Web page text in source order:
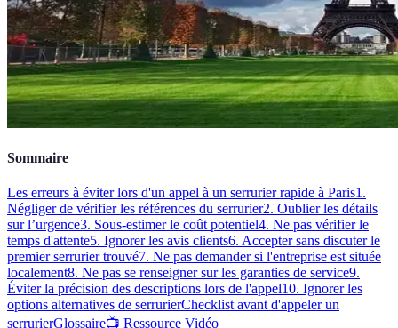
Sommaire
Les erreurs à éviter lors d'un appel à un serrurier rapide à Paris1.
Négliger de vérifier les références du serrurier2. Oublier les détails
sur l’urgence3. Sous-estimer le coût potentiel4. Ne pas vérifier le
temps d'attente5. Ignorer les avis clients6. Accepter sans discuter le
premier serrurier trouvé7. Ne pas demander si l'entreprise est située
localement8. Ne pas se renseigner sur les garanties de service9.
Éviter la précision des descriptions lors de l'appel10. Ignorer les
options alternatives de serrurierChecklist avant d'appeler un
serrurierGlossaire📺 Ressource Vidéo